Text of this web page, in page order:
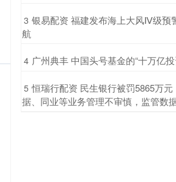
3 银易配资 福建发布海上大风Ⅳ级预
航
4 广州典丰 中国头号基金的“十万亿
5 恒瑞行配资 民生银行被罚5865万
据、同业等业务管理不审慎，监管数